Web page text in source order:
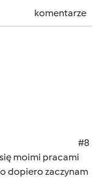
komentarze
#8
moimi pracami
dopiero zaczynam